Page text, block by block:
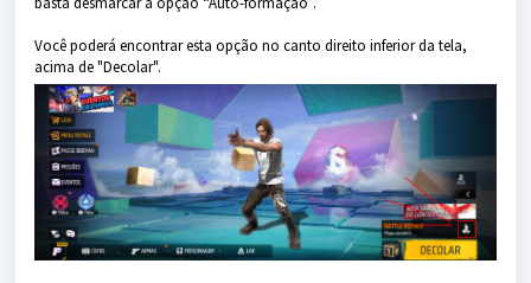
Você poderá encontrar esta opção no canto direito inferior da tela,
acima de "Decolar".